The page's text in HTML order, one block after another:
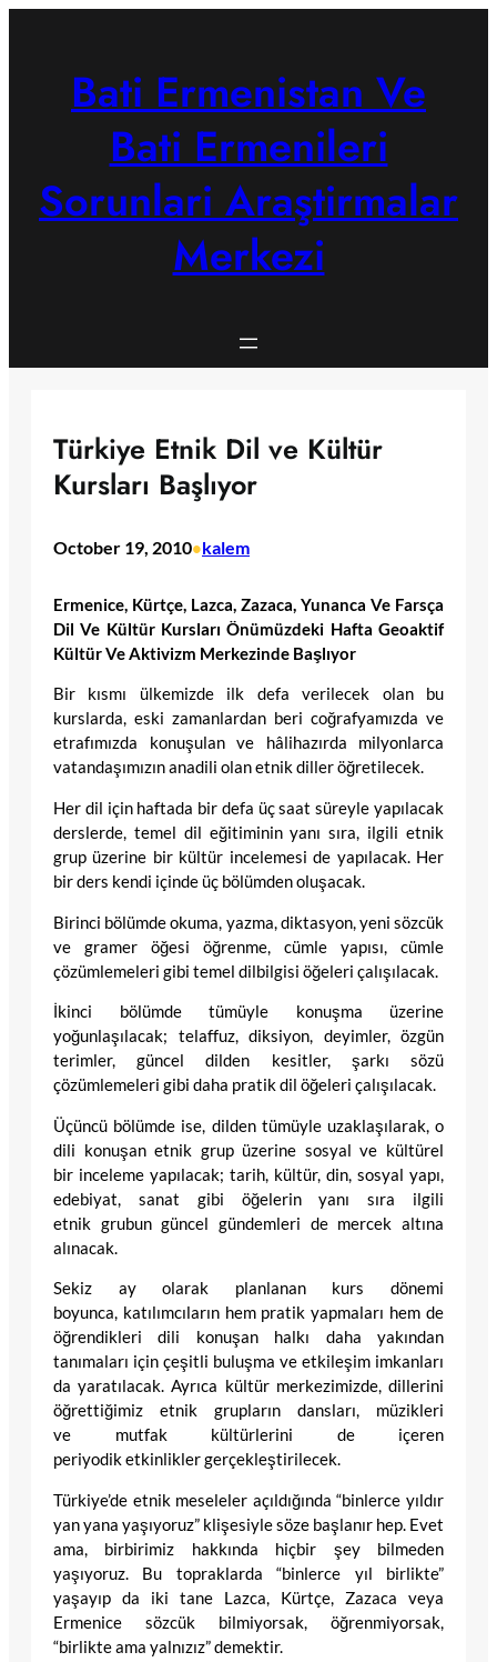
Bati Ermenistan Ve
Bati Ermenileri
Sorunlari Araştirmalar
Merkezi
Türkiye Etnik Dil ve Kültür
Kursları Başlıyor
October 19, 2010•kalem
Ermenice, Kürtçe, Lazca, Zazaca, Yunanca Ve Farsça
Dil Ve Kültür Kursları Önümüzdeki Hafta Geoaktif
Kültür Ve Aktivizm Merkezinde Başlıyor
Bir kısmı ülkemizde ilk defa verilecek olan bu
kurslarda, eski zamanlardan beri coğrafyamızda ve
etrafımızda konuşulan ve hâlihazırda milyonlarca
vatandaşımızın anadili olan etnik diller öğretilecek.
Her dil için haftada bir defa üç saat süreyle yapılacak
derslerde, temel dil eğitiminin yanı sıra, ilgili etnik
grup üzerine bir kültür incelemesi de yapılacak. Her
bir ders kendi içinde üç bölümden oluşacak.
Birinci bölümde okuma, yazma, diktasyon, yeni sözcük
ve gramer öğesi öğrenme, cümle yapısı, cümle
çözümlemeleri gibi temel dilbilgisi öğeleri çalışılacak.
İkinci bölümde tümüyle konuşma üzerine
yoğunlaşılacak; telaffuz, diksiyon, deyimler, özgün
terimler, güncel dilden kesitler, şarkı sözü
çözümlemeleri gibi daha pratik dil öğeleri çalışılacak.
Üçüncü bölümde ise, dilden tümüyle uzaklaşılarak, o
dili konuşan etnik grup üzerine sosyal ve kültürel
bir inceleme yapılacak; tarih, kültür, din, sosyal yapı,
edebiyat, sanat gibi öğelerin yanı sıra ilgili
etnik grubun güncel gündemleri de mercek altına
alınacak.
Sekiz ay olarak planlanan kurs dönemi
boyunca, katılımcıların hem pratik yapmaları hem de
öğrendikleri dili konuşan halkı daha yakından
tanımaları için çeşitli buluşma ve etkileşim imkanları
da yaratılacak. Ayrıca kültür merkezimizde, dillerini
öğrettiğimiz etnik grupların dansları, müzikleri
ve mutfak kültürlerini de içeren
periyodik etkinlikler gerçekleştirilecek.
Türkiye’de etnik meseleler açıldığında “binlerce yıldır
yan yana yaşıyoruz” klişesiyle söze başlanır hep. Evet
ama, birbirimiz hakkında hiçbir şey bilmeden
yaşıyoruz. Bu topraklarda “binlerce yıl birlikte”
yaşayıp da iki tane Lazca, Kürtçe, Zazaca veya
Ermenice sözcük bilmiyorsak, öğrenmiyorsak,
“birlikte ama yalnızız” demektir.